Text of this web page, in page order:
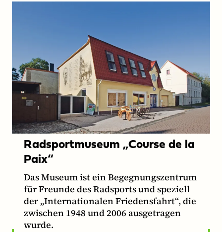
Radsportmuseum „Course de la
Paix“
Das Museum ist ein Begegnungszentrum
für Freunde des Radsports und speziell
der „Internationalen Friedensfahrt“, die
zwischen 1948 und 2006 ausgetragen
wurde.